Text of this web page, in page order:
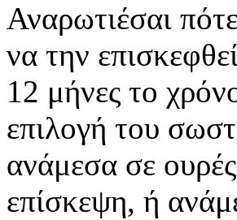
Αναρωτιέσαι
να την
12 μήνες το
επιλογή του
ανάμεσα σε
επίσκεψη, ή